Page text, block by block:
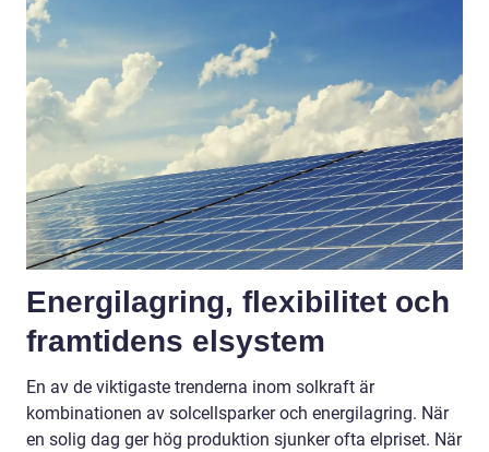
Energilagring, flexibilitet och
framtidens elsystem
En av de viktigaste trenderna inom solkraft är
kombinationen av solcellsparker och energilagring. När
en solig dag ger hög produktion sjunker ofta elpriset. När